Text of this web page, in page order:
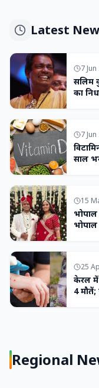
Latest
7
सलिम
का
7
साल
15
25
केरल में
4 मौतें;
Regional